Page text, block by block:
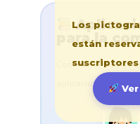
Los
están
suscriptores
para la
Continúa el trabajo
aplicaciones